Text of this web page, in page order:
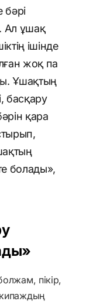
бәрі
Ал ұшақ
ішінде
жоқ па
Ұшақтың
басқару
қара
болады»,
пікір,